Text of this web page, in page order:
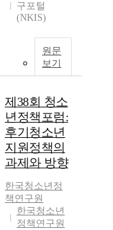
구포털
(NKIS)
원문
보기
제38회 청소
년정책포럼:
후기청소년
지원정책의
과제와 방향
한국청소년정
책연구원
한국청소년
정책연구원